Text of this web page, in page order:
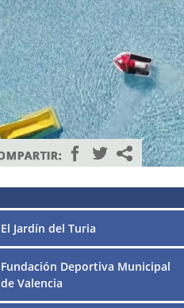
El Jardín del Turia
Fundación Deportiva Municipal
de Valencia